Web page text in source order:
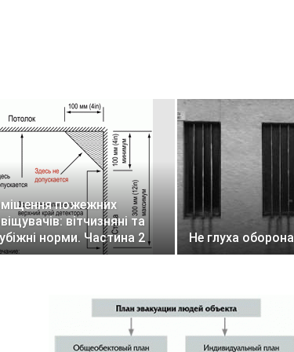
пожежних
вітчизняні та
норми. Частина 2
Не глуха оборона